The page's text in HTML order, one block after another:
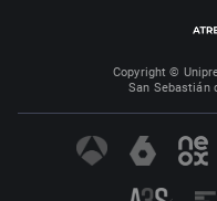
Copyright ©
San Sebastián